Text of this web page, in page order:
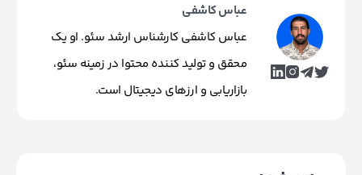
عباس کاشفی
عباس کاشفی کارشناس ارشد سئو. او یک
محقق و تولید کننده محتوا در زمینه سئو،
بازاریابی و ارزهای دیجیتال است.